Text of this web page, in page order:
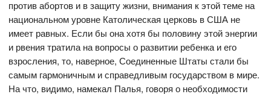
против абортов и в защиту жизни, внимания к этой теме на
национальном уровне Католическая церковь в США не
имеет равных. Если бы она хотя бы половину этой энергии
и рвения тратила на вопросы о развитии ребенка и его
взросления, то, наверное, Соединенные Штаты стали бы
самым гармоничным и справедливым государством в мире.
На что, видимо, намекал Палья, говоря о необходимости